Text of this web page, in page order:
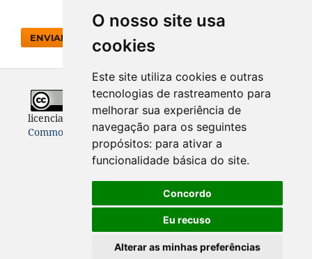
O nosso site usa
cookies
Este site utiliza cookies e outras
tecnologias de rastreamento para
melhorar sua experiência de
navegação para os seguintes
propósitos: para ativar a
funcionalidade básica do site.
Concordo
Eu recuso
Alterar as minhas preferências
ENVIAR SUBMISSÃO
Todo o conteúdo desta revista está
licenciado sob aLicençaInternacional Creative
Commons 4.0 (CC BY 4.0)